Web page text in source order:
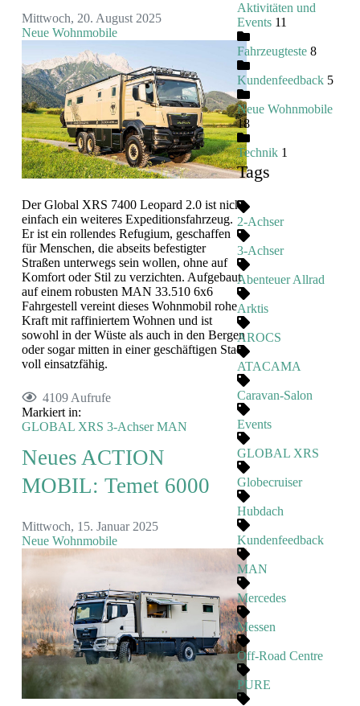
Mittwoch, 20. August 2025
Neue Wohnmobile
Der Global XRS 7400 Leopard 2.0 ist nicht
einfach ein weiteres Expeditionsfahrzeug.
Er ist ein rollendes Refugium, geschaffen
für Menschen, die abseits befestigter
Straßen unterwegs sein wollen, ohne auf
Komfort oder Stil zu verzichten. Aufgebaut
auf einem robusten MAN 33.510 6x6
Fahrgestell vereint dieses Wohnmobil rohe
Kraft mit raffiniertem Wohnen und ist
sowohl in der Wüste als auch in den Bergen
oder sogar mitten in einer geschäftigen Stadt
voll einsatzfähig.
4109 Aufrufe
Markiert in:
GLOBAL XRS 3-Achser MAN
Neues ACTION
MOBIL: Temet 6000
Mittwoch, 15. Januar 2025
Neue Wohnmobile
Aktivitäten und
Events 11
Fahrzeugteste 8
Kundenfeedback 5
Neue Wohnmobile
18
Technik 1
Tags
2-Achser
3-Achser
Abenteuer Allrad
Arktis
AROCS
ATACAMA
Caravan-Salon
Events
GLOBAL XRS
Globecruiser
Hubdach
Kundenfeedback
MAN
Mercedes
Messen
Off-Road Centre
PURE